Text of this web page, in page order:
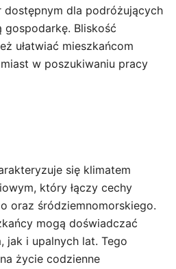
dostępnym dla podróżujących
gospodarkę. Bliskość
ułatwiać mieszkańcom
w poszukiwaniu pracy
się klimatem
który łączy cechy
oraz śródziemnomorskiego.
mogą doświadczać
jak i upalnych lat. Tego
życie codzienne